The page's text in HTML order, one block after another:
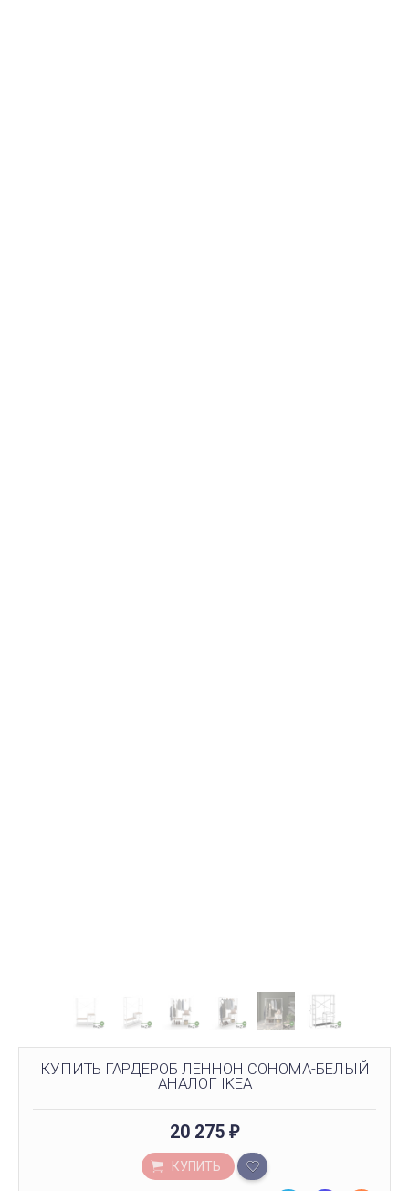
КУПИТЬ ГАРДЕРОБ ЛЕННОН СОНОМА-БЕЛЫЙ
АНАЛОГ IKEA
20 275 ₽
КУПИТЬ